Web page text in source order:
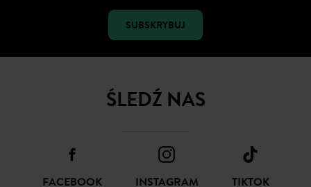
SUBSKRYBUJ
ŚLEDŹ NAS